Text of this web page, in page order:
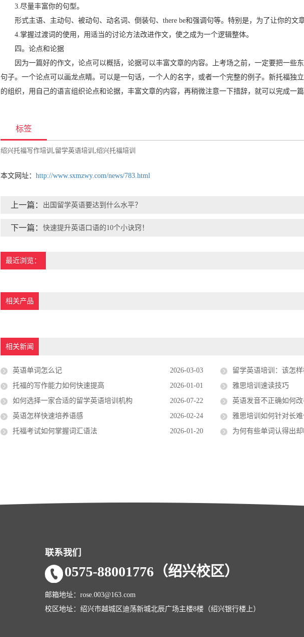
3.尽量丰富你的句型。
形式主语、主动句、被动句、动名词、倒装句、there be和强调句等。特别是，为了让你的文
4.掌握过渡词的使用，用适当的讨论方法改进作文，使之成为一个逻辑整体。
四。论点和论据
因为一篇好的作文，论点可以概括，论据可以丰富文章的内容。上考场之前，一定要把一些
句子。一个论点可以画龙点睛。可以是一句话，一个人的名字，或者一个完整的例子。新托福独
的组织，用自己的语言组织论点和论据，丰富文章的内容，再稍微注意一下措辞，就可以完成一篇
标签
绍兴托福写作培训 ,留学英语培训 ,绍兴托福培训
本文网址： http://www.sxmzwy.com/news/783.html
上一篇： 出国留学英语要达到什么水平？
下一篇： 快速提升英语口语的10个小诀窍！
最近浏览：
相关产品
相关新闻
英语单词怎么记 2026-03-03 留学英语培训：该怎
托福的写作能力如何快速提高
2026-01-01 雅思培训速读技巧
如何选择一家合适的留学英语培训机构
2026-07-22 英语发音不正确如何
英语怎样快速培养语感
2026-02-24 雅思培训如何针对长
托福考试如何掌握词汇语法
2026-01-20 为何有些单词认得出
联系我们
0575-88001776（绍兴校区）
邮箱地址：rose.003@163.com
校区地址：绍兴市越城区迪荡新城北辰广场主楼8楼（绍兴银行楼上）